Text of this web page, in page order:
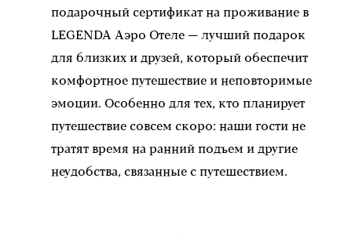
подарочный сертификат на проживание в
LEGENDA Аэро Отеле — лучший подарок
для близких и друзей, который обеспечит
комфортное путешествие и неповторимые
эмоции. Особенно для тех, кто планирует
путешествие совсем скоро: наши гости не
тратят время на ранний подъем и другие
неудобства, связанные с путешествием.